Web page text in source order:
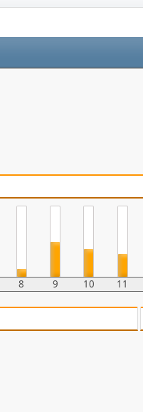
8 9 10 11